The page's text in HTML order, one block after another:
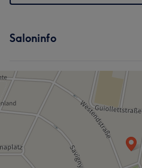
Saloninfo